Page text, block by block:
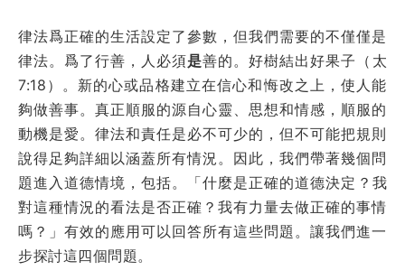
律法爲正確的生活設定了參數，但我們需要的不僅僅是
律法。爲了行善，人必須是善的。好樹結出好果子（太
7:18）。新的心或品格建立在信心和悔改之上，使人能
夠做善事。真正順服的源自心靈、思想和情感，順服的
動機是愛。律法和責任是必不可少的，但不可能把規則
說得足夠詳細以涵蓋所有情況。因此，我們帶著幾個問
題進入道德情境，包括。「什麼是正確的道德決定？我
對這種情況的看法是否正確？我有力量去做正確的事情
嗎？」有效的應用可以回答所有這些問題。讓我們進一
步探討這四個問題。